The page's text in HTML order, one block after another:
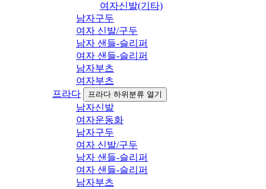
여자신발(기타)
남자구두
여자 신발/구두
남자 샌들-슬리퍼
여자 샌들-슬리퍼
남자부츠
여자부츠
프라다
프라다 하위분류 열기
남자신발
여자운동화
남자구두
여자 신발/구두
남자 샌들-슬리퍼
여자 샌들-슬리퍼
남자부츠